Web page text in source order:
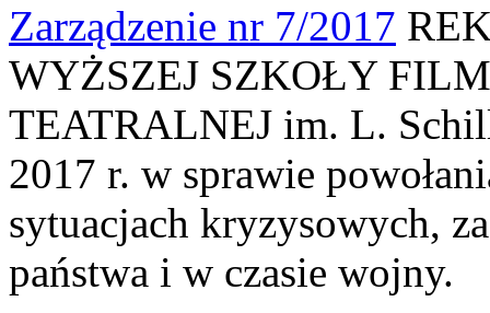
Zarządzenie nr 7/2017
WYŻSZEJ SZKOŁY
TEATRALNEJ im. L.
2017 r. w sprawie
sytuacjach kryzysowych,
państwa i w czasie wojny.